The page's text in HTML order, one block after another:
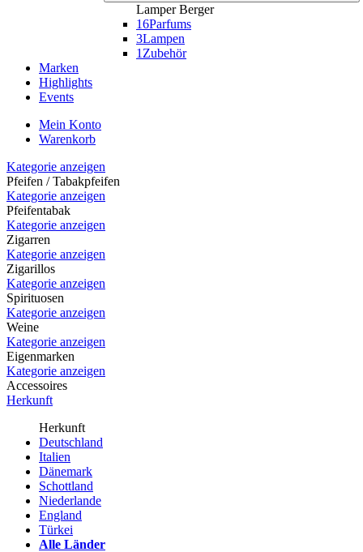
Lamper Berger
16Parfums
3Lampen
1 Zubehör
Marken
Highlights
Events
Mein Konto
Warenkorb
Kategorie anzeigen
Pfeifen / Tabakpfeifen
Kategorie anzeigen
Pfeifentabak
Kategorie anzeigen
Zigarren
Kategorie anzeigen
Zigarillos
Kategorie anzeigen
Spirituosen
Kategorie anzeigen
Weine
Kategorie anzeigen
Eigenmarken
Kategorie anzeigen
Accessoires
Herkunft
Herkunft
Deutschland
Italien
Dänemark
Schottland
Niederlande
England
Türkei
Alle Länder